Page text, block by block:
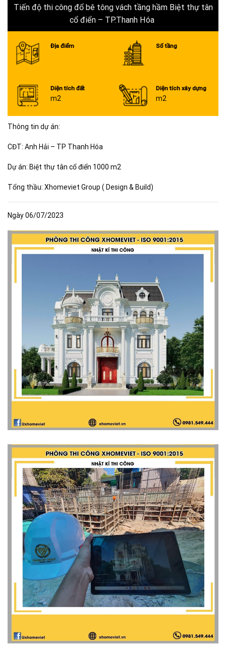
0+
Tiến độ thi công đổ bê tông vách tầng hầm Biệt thự tân
cổ điển – TP.Thanh Hóa
Địa điểm Số tầng
Diện tích đất
m2
Diện tích xây dựng
m2
Thông tin dự án:
CĐT: Anh Hải – TP Thanh Hóa
Dự án: Biệt thự tân cổ điển 1000 m2
Tổng thầu: Xhomeviet Group ( Design & Build)
Ngày 06/07/2023